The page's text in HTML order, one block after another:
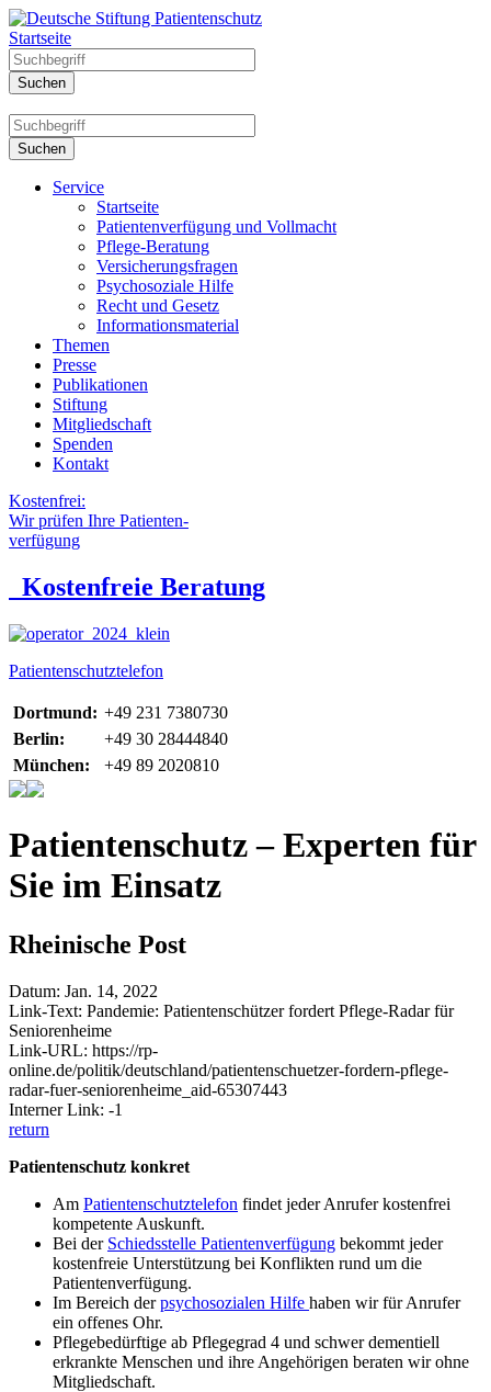
Startseite
Service
Startseite
Patientenverfügung und Vollmacht
Pflege-Beratung
Versicherungsfragen
Psychosoziale Hilfe
Recht und Gesetz
Informationsmaterial
Themen
Presse
Publikationen
Stiftung
Mitgliedschaft
Spenden
Kontakt
Kostenfrei:
Wir prüfen Ihre Patienten-
verfügung
Kostenfreie Beratung
Patientenschutztelefon
Dortmund: +49 231 7380730
Berlin:
+49 30 28444840
München:
+49 89 2020810
Patientenschutz – Experten für
Sie im Einsatz
Rheinische Post
Datum: Jan. 14, 2022
Link-Text: Pandemie: Patientenschützer fordert Pflege-Radar für
Seniorenheime
Link-URL: https://rp-
online.de/politik/deutschland/patientenschuetzer-fordern-pflege-
radar-fuer-seniorenheime_aid-65307443
Interner Link: -1
return
Patientenschutz konkret
Am Patientenschutztelefon findet jeder Anrufer kostenfrei
kompetente Auskunft.
Bei der Schiedsstelle Patientenverfügung bekommt jeder
kostenfreie Unterstützung bei Konflikten rund um die
Patientenverfügung.
Im Bereich derpsychosozialen Hilfe haben wir für Anrufer
ein offenes Ohr.
Pflegebedürftige ab Pflegegrad 4 und schwer dementiell
erkrankte Menschen und ihre Angehörigen beraten wir ohne
Mitgliedschaft.